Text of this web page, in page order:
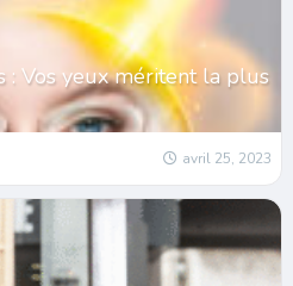
: Vos yeux méritent la plus
avril 25, 2023